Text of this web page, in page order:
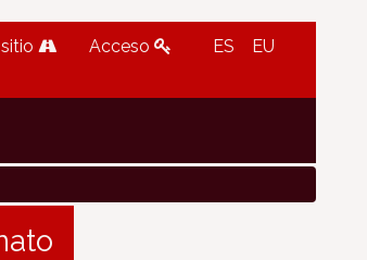
Acceso ES EU